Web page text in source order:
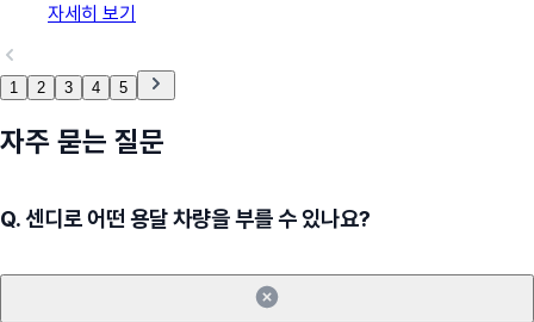
자세히 보기
1 2 3 4 5
자주 묻는 질문
Q.센디로 어떤 용달 차량을 부를 수 있나요?